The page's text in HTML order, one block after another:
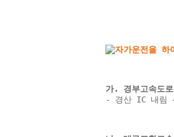
가. 경부고속도로
- 경산 IC 내림